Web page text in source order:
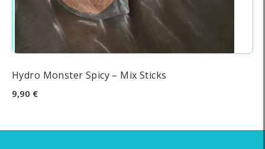
Hydro Monster Spicy – Mix Sticks
9,90 €